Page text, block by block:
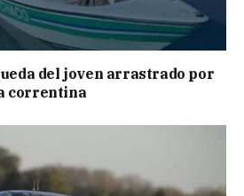
del joven arrastrado por
correntina